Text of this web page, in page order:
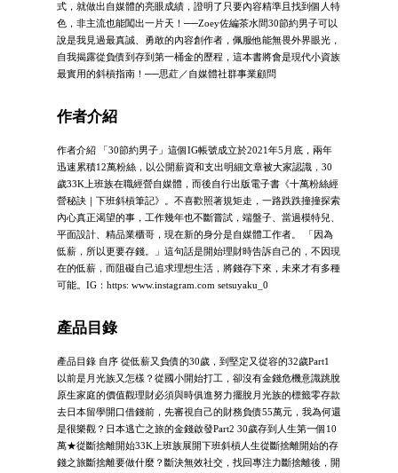
式，就做出自媒體的亮眼成績，證明了只要內容精準且找到個人特
色，非主流也能闖出一片天！──Zoey佐編茶水間30節約男子可以
說是我見過最真誠、勇敢的內容創作者，佩服他能無畏外界眼光，
自我揭露從負債到存到第一桶金的歷程，這本書將會是現代小資族
最實用的斜槓指南！──思葒／自媒體社群事業顧問
作者介紹
作者介紹 「30節約男子」這個IG帳號成立於2021年5月底，兩年
迅速累積12萬粉絲，以公開薪資和支出明細⽂章被大家認識，30
歲33K上班族在職經營自媒體，⽽後⾃⾏出版電⼦書《十萬粉絲經
營秘訣｜下班斜槓筆記》。不喜歡照著規矩走，⼀路跌跌撞撞探索
內⼼真正渴望的事，⼯作幾年也不斷嘗試，端盤⼦、當過模特兒、
平⾯設計、精品業櫃哥，現在新的身分是自媒體⼯作者。 「因為
低薪，所以更要存錢。」這句話是開始理財時告訴自己的，不因現
在的低薪，⽽阻礙自己追求理想⽣活，將錢存下來，未來才有多種
可能。IG：https: www.instagram.com setsuyaku_0
產品目錄
產品目錄 自序 從低薪又負債的30歲，到堅定又從容的32歲Part1
以前是月光族又怎樣？從國小開始打工，卻沒有金錢危機意識跳脫
原生家庭的價值觀理財必須與時俱進努力擺脫月光族的標籤零存款
去日本留學開口借錢前，先審視自己的財務負債55萬元，我為何還
是很樂觀？日本逃亡之旅的金錢啟發Part2 30歲存到人生第一個10
萬★從斷捨離開始33K上班族展開下班斜槓人生從斷捨離開始的存
錢之旅斷捨離要做什麼？斷決無效社交，找回專注力斷捨離後，開